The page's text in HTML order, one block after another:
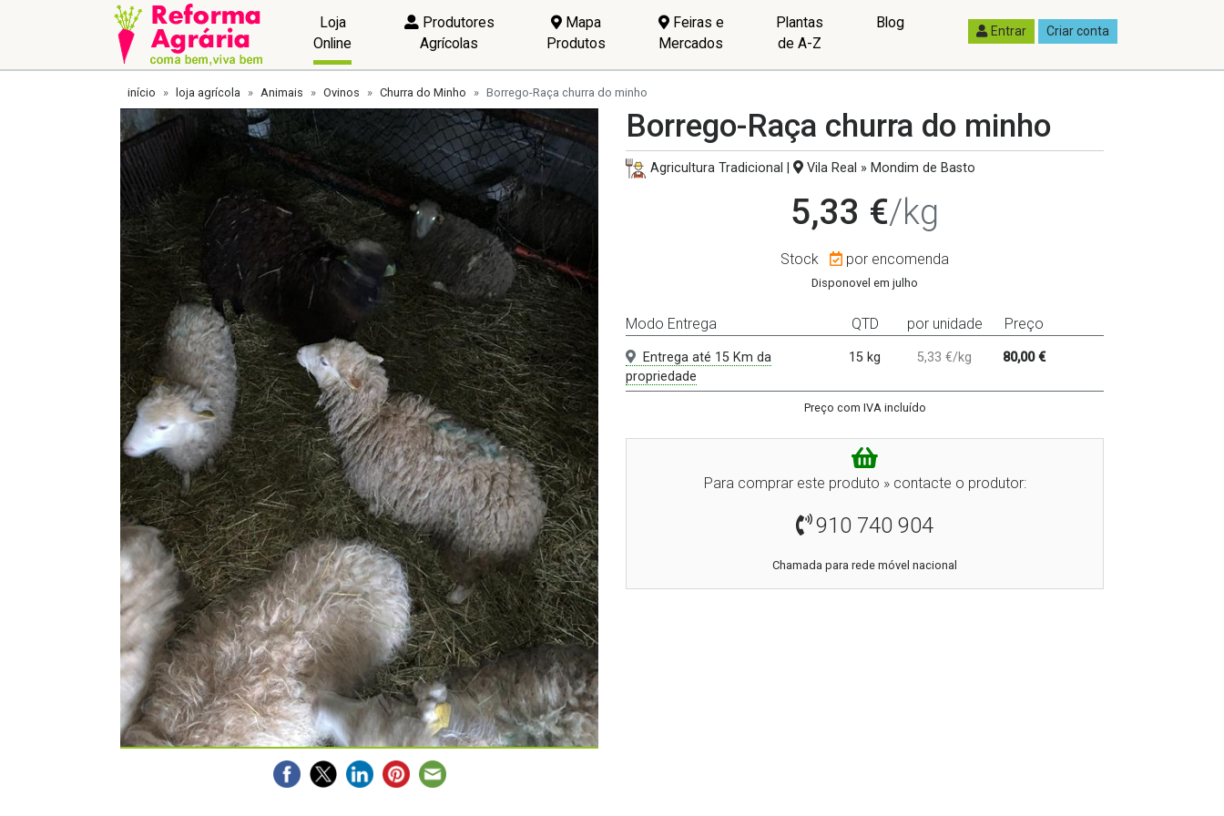
Loja
Online
Produtores
Agrícolas
Mapa
Produtos
Feiras e
Mercados
Plantas
de A-Z
Blog Entrar Criar conta
início loja agrícola Animais Ovinos Churra do Minho Borrego-Raça churra do minho
Borrego-Raça churra do minho
Agricultura Tradicional | Vila Real » Mondim de Basto
5,33 €/kg
Stock por encomenda
Disponovel em julho
Modo Entrega QTD por unidade Preço
Entrega até 15 Km da
propriedade
15 kg 5,33 €/kg 80,00 €
Preço com IVA incluído
Para comprar este produto » contacte o produtor:
910 740 904
Chamada para rede móvel nacional